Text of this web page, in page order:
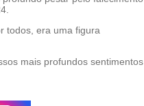
todos, era uma figura
mais profundos sentimentos